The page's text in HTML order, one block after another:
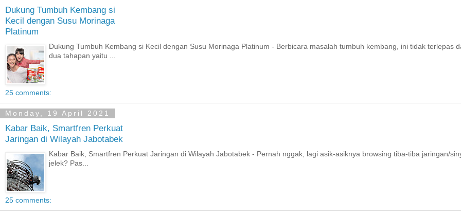
Dukung Tumbuh Kembang si
Kecil dengan Susu Morinaga
Platinum
Dukung Tumbuh Kembang si Kecil dengan Susu Morinaga Platinum - Berbicara masalah tumbuh kembang, ini tidak terlepas
dua tahapan yaitu ...
25 comments:
Monday, 19 April 2021
Kabar Baik, Smartfren Perkuat
Jaringan di Wilayah Jabotabek
Kabar Baik, Smartfren Perkuat Jaringan di Wilayah Jabotabek - Pernah nggak, lagi asik-asiknya browsing tiba-tiba jaringan/
jelek? Pas...
25 comments: